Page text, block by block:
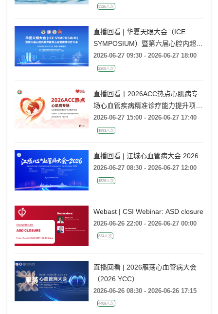
3326人次
直播回看 | 华夏天眼大会（ICE
SYMPOSIUM）暨第六届心腔内超声
指导心血管疾病诊疗大会
2026-06-27 09:30 - 2026-06-27 18:00
2208人次
直播回看丨2026ACC热点心肌病专
场心血管疾病精准诊疗能力提升项目
广州场
2026-06-27 15:00 - 2026-06-27 17:40
1991人次
直播回看 | 江城心血管病大会 2026
2026-06-27 08:30 - 2026-06-27 12:00
1526人次
Webast | CSI Webinar: ASD closure
2026-06-26 22:00 - 2026-06-27 00:00
824人次
直播回看 | 2026雁荡心血管病大会
（2026 YCC）
2026-06-26 08:30 - 2026-06-26 17:15
4489人次